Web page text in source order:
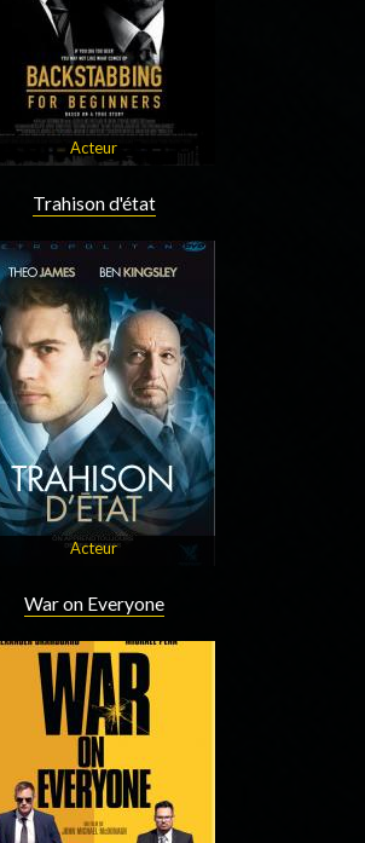
Acteur
Trahison d'état
Acteur
War on Everyone